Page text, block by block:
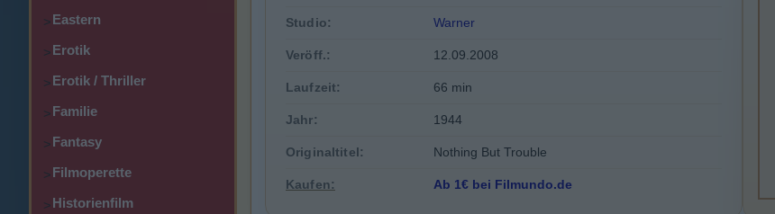
>Eastern
>Erotik
>Erotik / Thriller
>Familie
>Fantasy
>Filmoperette
>Historienfilm
Studio: Warner
Veröff.: 12.09.2008
Laufzeit: 66 min
Jahr: 1944
Originaltitel: Nothing But Trouble
Kaufen: Ab 1€ bei Filmundo.de